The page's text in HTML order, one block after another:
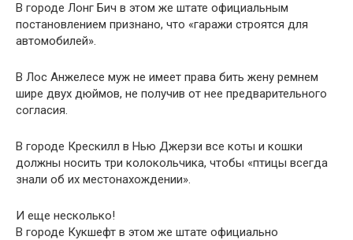
В городе Лонг Бич в этом же штате официальным
постановлением признано, что «гаражи строятся для
автомобилей».
В Лос Анжелесе муж не имеет права бить жену ремнем
шире двух дюймов, не получив от нее предварительного
согласия.
В городе Крескилл в Нью Джерзи все коты и кошки
должны носить три колокольчика, чтобы «птицы всегда
знали об их местонахождении».
И еще несколько!
В городе Кукшефт в этом же штате официально